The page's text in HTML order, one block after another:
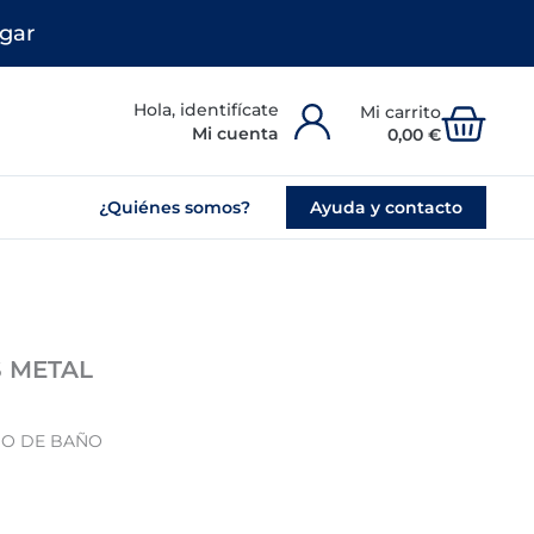
Mi cuenta 0,00 €
¿Quiénes somos? Ayuda y contacto
METAL
DE BAÑO